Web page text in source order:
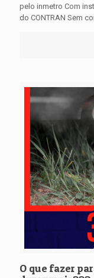
pelo inmetro Com
do CONTRAN Sem
O que fazer